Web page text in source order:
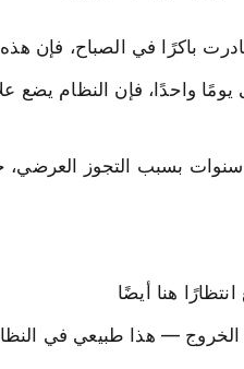
في الصباح، فإن هذه
واحدًا، فإن النظام يضع
هنا أيضًا
— هذا طبيعي في